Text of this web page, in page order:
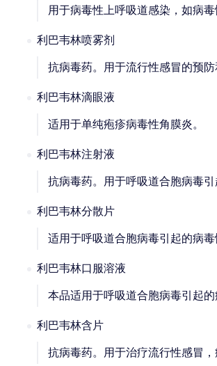
用于病毒性上呼吸道感染，如病
利巴韦林喷雾剂
抗病毒药。用于流行性感冒的预防
利巴韦林滴眼液
适用于单纯疱疹病毒性角膜炎。
利巴韦林注射液
抗病毒药。用于呼吸道合胞病毒
利巴韦林分散片
适用于呼吸道合胞病毒引起的病
利巴韦林口服溶液
本品适用于呼吸道合胞病毒引起
利巴韦林含片
抗病毒药。用于治疗流行性感冒，